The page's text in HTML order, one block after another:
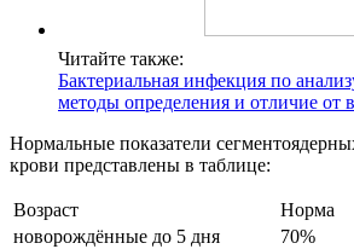
Читайте также:
Бактериальная инфекция по
методы определения и отличие от
Нормальные показатели
крови представлены в таблице:
Возраст
Норма
новорождённые до 5 дня
70%